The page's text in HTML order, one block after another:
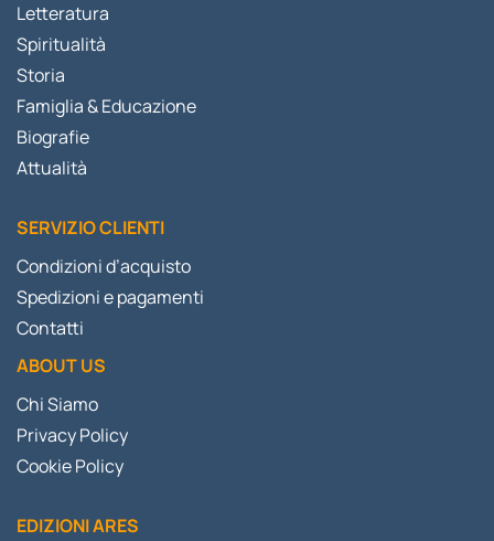
Letteratura
Spiritualità
Storia
Famiglia & Educazione
Biografie
Attualità
SERVIZIO CLIENTI
Condizioni d’acquisto
Spedizioni e pagamenti
Contatti
ABOUT US
Chi Siamo
Privacy Policy
Cookie Policy
EDIZIONI ARES